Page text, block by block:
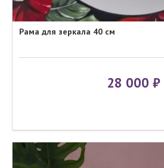
Рама для зеркала 40 см
28 000